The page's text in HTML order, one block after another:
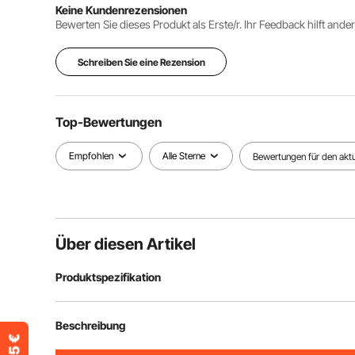
Keine Kundenrezensionen
Bewerten Sie dieses Produkt als Erste/r. Ihr Feedback hilft
Schreiben Sie eine Rezension
Top-Bewertungen
Empfohlen Alle Sterne Bewertungen für den
Über diesen Artikel
Produktspezifikation
Artikelmodellnummer
Beschreibung